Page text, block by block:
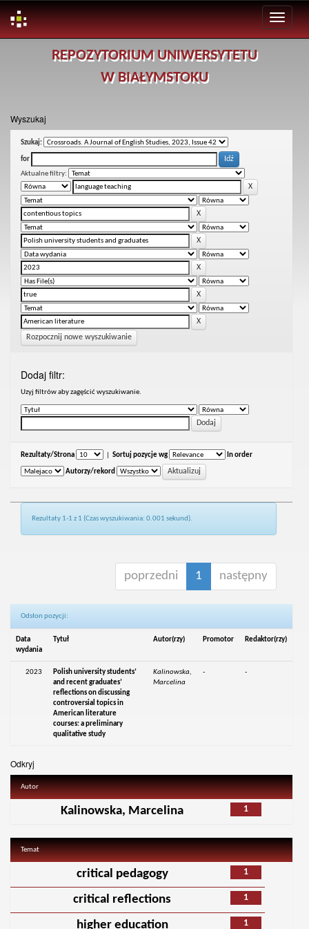
REPOZYTORIUM UNIWERSYTETU
W BIAŁYMSTOKU
Wyszukaj
Szukaj:
for
Aktualne filtry:
Rozpocznij nowe wyszukiwanie
Dodaj filtr:
Uzyj filtrów aby zagęścić wyszukiwanie.
Rezultaty/Strona Sortuj pozycje wg In order
Autorzy/rekord
Rezultaty 1-1 z 1 (Czas wyszukiwania: 0.001 sekund).
poprzedni 1 następny
Odsłon pozycji:
Data
wydania
Tytuł Autor(rzy) Promotor Redaktor(rzy)
2023
Polish university students’
and recent graduates’
reflections on discussing
controversial topics in
American literature
courses: a preliminary
qualitative study
Kalinowska,
Marcelina
- -
Odkryj
Autor
1
Kalinowska, Marcelina
Temat
1
critical pedagogy
1
critical reflections
1
higher education